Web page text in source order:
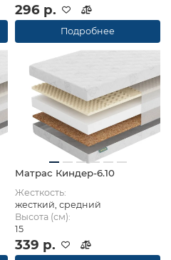
296 р.
Подробнее
Матрас Киндер-6.10
Жесткость:
жесткий, средний
Высота (см):
15
339 р.